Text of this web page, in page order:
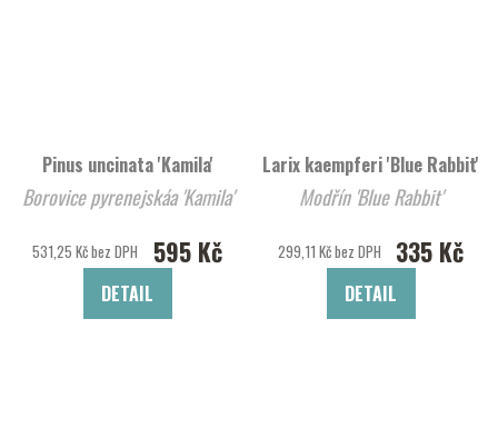
Pinus uncinata 'Kamila'
Borovice pyrenejskáa 'Kamila'
531,25 Kč bez DPH 595 Kč
DETAIL
Larix kaempferi 'Blue Rabbit'
Modřín 'Blue Rabbit'
299,11 Kč bez DPH 335 Kč
DETAIL